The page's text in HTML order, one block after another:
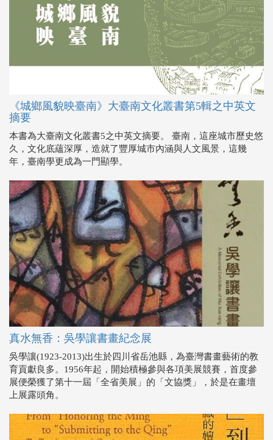
《城鄉風貌映臺南》大臺南文化叢書第5輯之中英文
摘要
本書為大臺南文化叢書5之中英文摘要。 臺南，這座城市歷史悠
久，文化底蘊深厚，造就了豐厚城市內涵與人文風景，這幾
年，臺南學更成為一門顯學。
真水無香：吳學讓書畫紀念展
吳學讓(1923-2013)出生於四川省岳池縣，為臺灣書畫藝術的教
育貢獻良多。1956年起，開始積極參與各項美展競賽，首度參
展便榮獲了第十一屆「全省美展」的「文協獎」，於是在畫壇
上展露頭角。